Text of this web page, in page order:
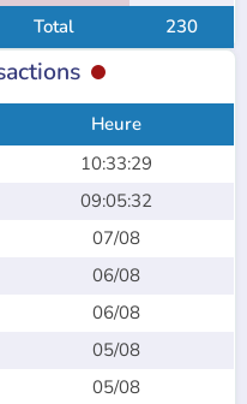
Total
230
Heure
10:33:29
09:05:32
07/08
06/08
06/08
05/08
05/08